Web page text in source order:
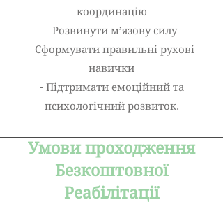
координацію
- Розвинути м’язову силу
- Сформувати правильні рухові
навички
- Підтримати емоційний та
психологічний розвиток.
Умови проходження
Безкоштовної
Реабілітації